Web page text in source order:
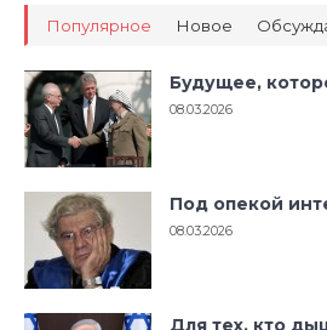
Популярное Новое
Будущее,
08.03.2026
Под опекой
08.03.2026
Для тех, кто